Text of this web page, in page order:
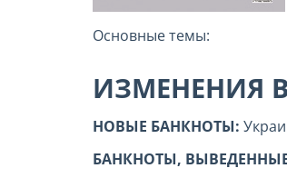
Основные темы:
ИЗМЕНЕНИЯ
НОВЫЕ БАНКНОТЫ:
БАНКНОТЫ,